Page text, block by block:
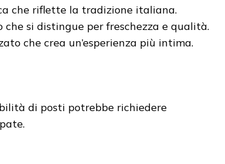
che riflette la tradizione italiana.
si distingue per freschezza e qualità.
che crea un’esperienza più intima.
di posti potrebbe richiedere